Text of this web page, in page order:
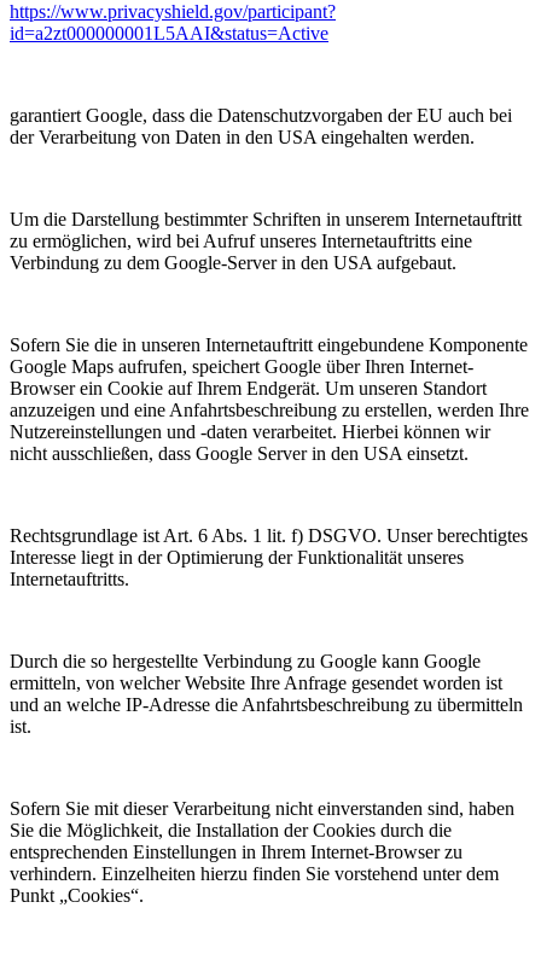
https://www.privacyshield.gov/participant?
id=a2zt000000001L5AAI&status=Active
garantiert Google, dass die Datenschutzvorgaben der EU auch bei
der Verarbeitung von Daten in den USA eingehalten werden.
Um die Darstellung bestimmter Schriften in unserem Internetauftritt
zu ermöglichen, wird bei Aufruf unseres Internetauftritts eine
Verbindung zu dem Google-Server in den USA aufgebaut.
Sofern Sie die in unseren Internetauftritt eingebundene Komponente
Google Maps aufrufen, speichert Google über Ihren Internet-
Browser ein Cookie auf Ihrem Endgerät. Um unseren Standort
anzuzeigen und eine Anfahrtsbeschreibung zu erstellen, werden Ihre
Nutzereinstellungen und -daten verarbeitet. Hierbei können wir
nicht ausschließen, dass Google Server in den USA einsetzt.
Rechtsgrundlage ist Art. 6 Abs. 1 lit. f) DSGVO. Unser berechtigtes
Interesse liegt in der Optimierung der Funktionalität unseres
Internetauftritts.
Durch die so hergestellte Verbindung zu Google kann Google
ermitteln, von welcher Website Ihre Anfrage gesendet worden ist
und an welche IP-Adresse die Anfahrtsbeschreibung zu übermitteln
ist.
Sofern Sie mit dieser Verarbeitung nicht einverstanden sind, haben
Sie die Möglichkeit, die Installation der Cookies durch die
entsprechenden Einstellungen in Ihrem Internet-Browser zu
verhindern. Einzelheiten hierzu finden Sie vorstehend unter dem
Punkt „Cookies“.